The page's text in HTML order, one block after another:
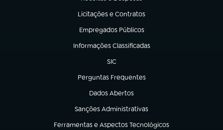
Licitações e Contratos
(abre em nova aba)
Empregados Públicos
(abre em nova aba)
Informações Classificadas
(abre em nova aba)
SIC
(abre em nova aba)
Perguntas Frequentes
(abre em nova aba)
Dados Abertos
(abre em nova aba)
Sanções Administrativas
(abre em nova aba)
Ferramentas e Aspectos Tecnológicos
(abre em nova aba)